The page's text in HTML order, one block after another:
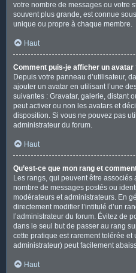
votre nombre de messages ou votre
souvent plus grande, est connue
unique ou propre à chaque membre.
Haut
Comment puis-je afficher un avatar
Depuis votre panneau d’utilisateur,
ajouter un avatar en utilisant l’une
suivantes : Gravatar, galerie, distant
peut activer ou non les avatars et
disposition. Si vous ne pouvez pas
administrateur du forum.
Haut
Qu’est-ce que mon rang et
Les rangs, qui peuvent être associés
nombre de messages postés ou
modérateurs et administrateurs. En
directement modifier l’intitulé d’un
l’administrateur du forum. Évitez de
dans le seul but de passer au rang
cette pratique est rarement tolérée et
administrateur) peut facilement
Haut